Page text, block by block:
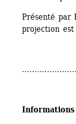
Présenté par
projection est